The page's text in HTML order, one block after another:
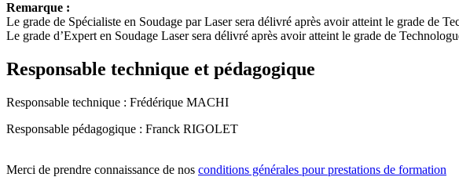
Remarque :
Le grade de Spécialiste en Soudage par Laser sera délivré après avoir atteint le grade de
Le grade d’Expert en Soudage Laser sera délivré après avoir atteint le grade de
Responsable technique et pédagogique
Responsable technique : Frédérique MACHI
Responsable pédagogique : Franck RIGOLET
Merci de prendre connaissance de nos conditions générales pour prestations de formation